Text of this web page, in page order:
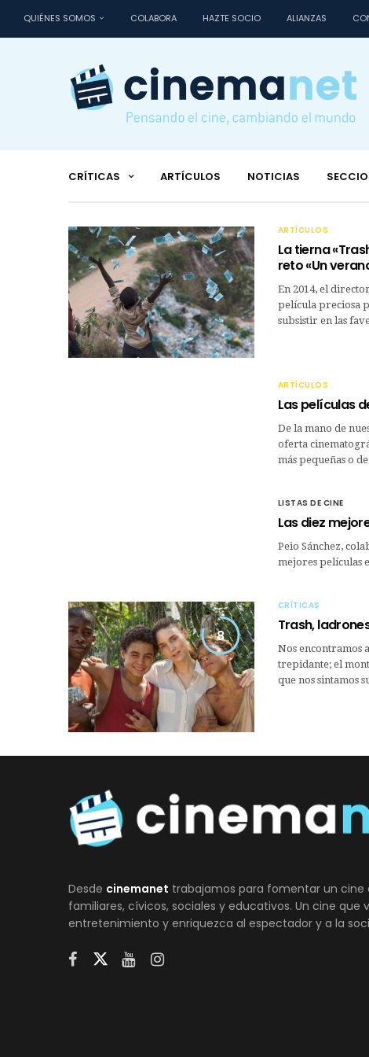
QUIÉNES SOMOS COLABORA HAZTE SOCIO ALIANZAS
CRÍTICAS ARTÍCULOS NOTICIAS
ARTÍCULOS
La tierna
reto «Un
En 2014, el
película preciosa
subsistir en las
ARTÍCULOS
Las películas
De la mano de
oferta
más pequeñas o
LISTAS DE CINE
Las diez
Peio Sánchez,
mejores películas
8
CRÍTICAS
Trash,
Nos encontramos
trepidante; el
que nos sintamos
Desde cinemanet trabajamos para fomentar un cine
familiares, cívicos, sociales y educativos. Un cine que
entretenimiento y enriquezca al espectador y a la